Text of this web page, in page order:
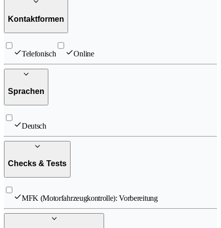
Kontaktformen
Telefonisch Online
Sprachen
Deutsch
Checks & Tests
MFK (Motorfahrzeugkontrolle): Vorbereitung